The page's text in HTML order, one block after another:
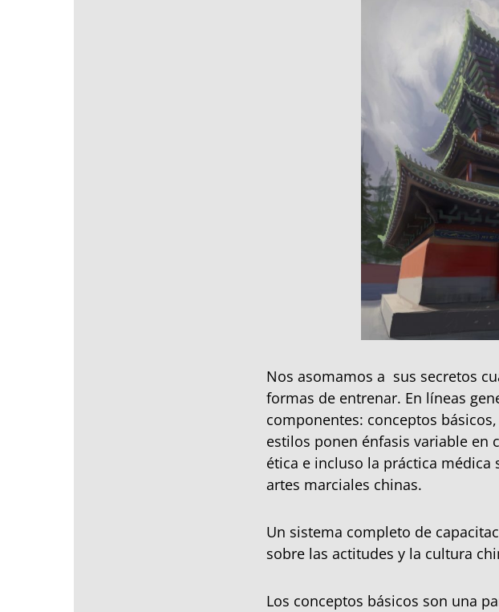
Nos asomamos a sus secretos
formas de entrenar. En líneas
componentes: conceptos
estilos ponen énfasis variable en
ética e incluso la práctica
artes marciales chinas.
Un sistema completo de
sobre las actitudes y la cultura
Los conceptos básicos son una